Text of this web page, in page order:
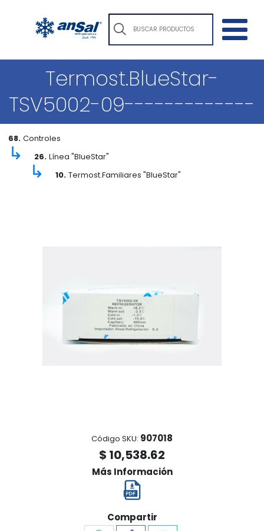
Termost.BlueStar-
TSV5002-09-------------
68. Controles
↳ 26. Línea "BlueStar"
↳ 10. Termost.Familiares "BlueStar"
Código SKU: 907018
$ 10,538.62
Más Información
Compartir